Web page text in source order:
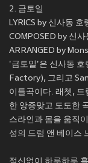
2. 금토일
LYRICS by 신사동
COMPOSED by 신
ARRANGED by
'금토일'은 신사동
Factory), 그리고
이틀곡이다. 래쳇, 드
한 앙증맞고 도도한
스라인과 몸을 움직
성의 드럼 앤 베이스